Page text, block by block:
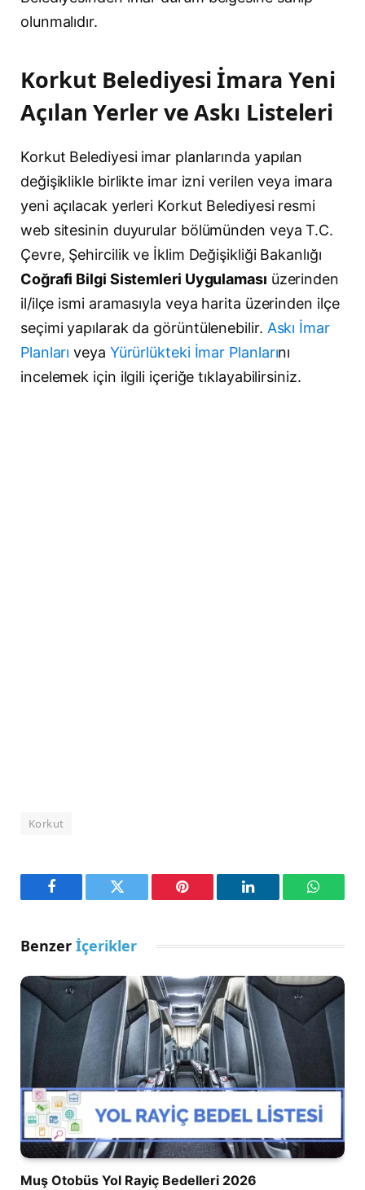
olunmalıdır.
Korkut Belediyesi İmara Yeni
Açılan Yerler ve Askı Listeleri
Korkut Belediyesi imar planlarında yapılan
değişiklikle birlikte imar izni verilen veya imara
yeni açılacak yerleri Korkut Belediyesi resmi
web sitesinin duyurular bölümünden veya T.C.
Çevre, Şehircilik ve İklim Değişikliği Bakanlığı
Coğrafi Bilgi Sistemleri Uygulaması üzerinden
il/ilçe ismi aramasıyla veya harita üzerinden ilçe
seçimi yapılarak da görüntülenebilir. Askı İmar
Planları veya Yürürlükteki İmar Planlarını
incelemek için ilgili içeriğe tıklayabilirsiniz.
Korkut
Facebook Twitter Pinterest LinkedIn
Benzer İçerikler
Muş Otobüs Yol Rayiç Bedelleri 2026